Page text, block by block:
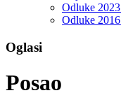
Odluke
Odluke
Oglasi
Posao